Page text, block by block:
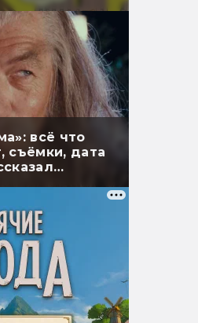
всё что
съёмки, дата